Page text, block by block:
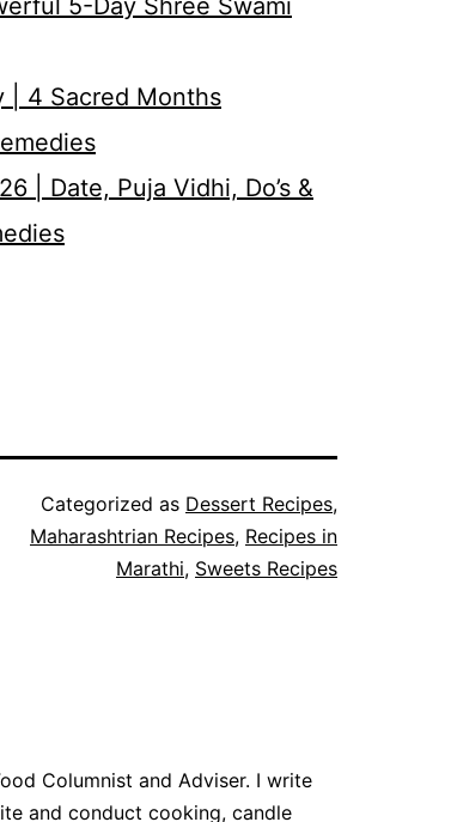
5-Day Shree Swami
| 4 Sacred Months
| Date, Puja Vidhi, Do’s &
Categorized as Dessert Recipes,
Maharashtrian Recipes, Recipes in
Marathi, Sweets Recipes
Columnist and Adviser. I write
and conduct cooking, candle